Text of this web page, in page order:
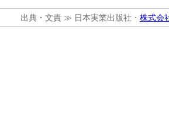
出典・文責 ≫ 日本実業出版社・ 株式会